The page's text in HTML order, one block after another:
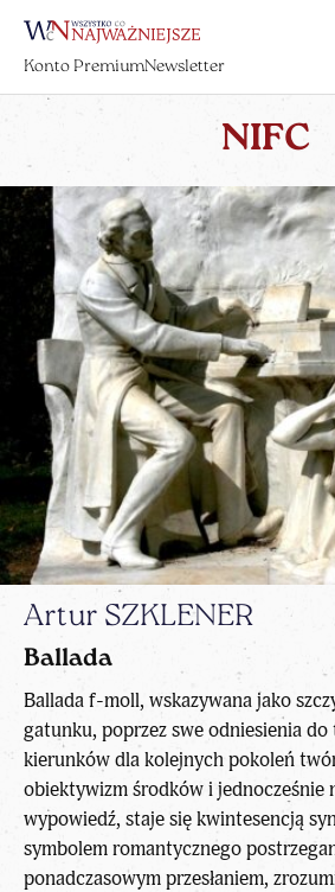
Konto PremiumNewsletter
NIFC
Artur SZKLENER
Ballada
Ballada f-moll, wskazywana jako
gatunku, poprzez swe odniesienia
kierunków dla kolejnych pokoleń
obiektywizm środków i jednocześnie
wypowiedź, staje się kwintesencją
symbolem romantycznego
ponadczasowym przesłaniem,